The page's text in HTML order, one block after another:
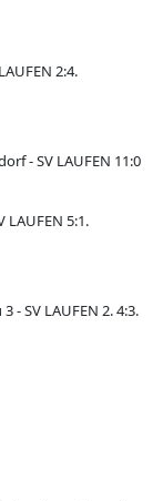
2:4.
- SV LAUFEN 11:0
LAUFEN 5:1.
- SV LAUFEN 2. 4:3.